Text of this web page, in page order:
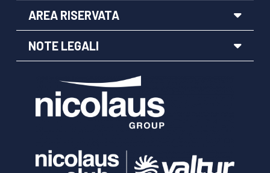
AREA RISERVATA
NOTE LEGALI